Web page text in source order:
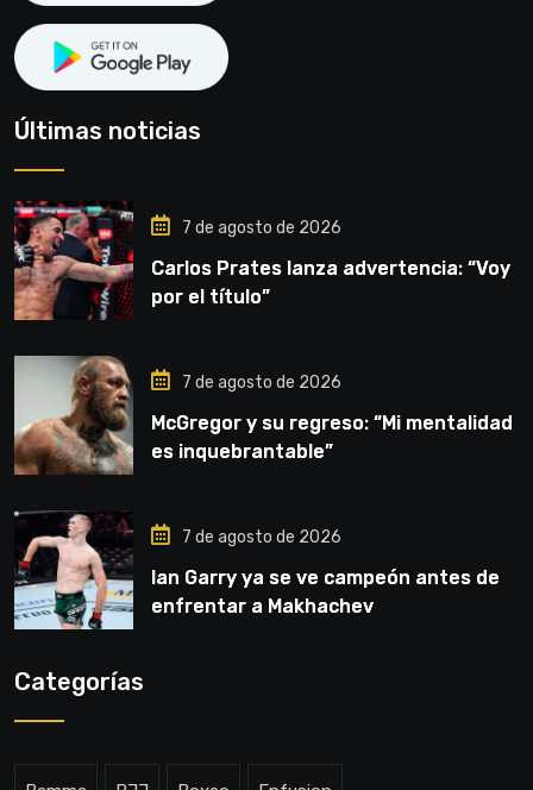
Últimas noticias
7 de agosto de 2026
Carlos Prates lanza advertencia: “Voy
por el título”
7 de agosto de 2026
McGregor y su regreso: “Mi mentalidad
es inquebrantable”
7 de agosto de 2026
Ian Garry ya se ve campeón antes de
enfrentar a Makhachev
Categorías